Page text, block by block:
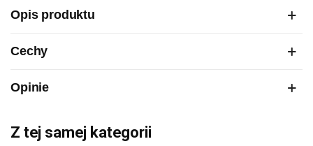
Opis produktu
Cechy
Opinie
Z tej samej kategorii